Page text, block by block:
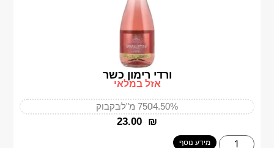
ורדי רימון כשר
אזל במלאי
4.50%750 מ"ל בקבוק
‎23.00 ₪
מידע נוסף